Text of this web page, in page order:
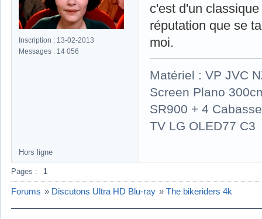
Inscription : 13-02-2013
Messages : 14 056
c'est d'un
réputation que se
moi.
Matériel : VP JVC
Screen Plano
SR900 + 4
TV LG OLED77 C3
Hors ligne
Pages : 1
Forums » Discutons Ultra HD Blu-ray » The bikeriders 4k